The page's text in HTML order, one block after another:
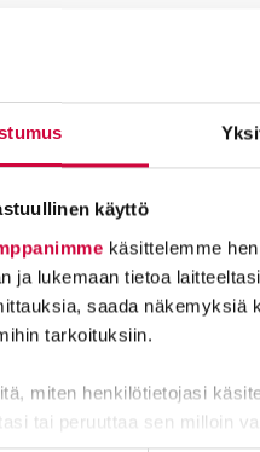
käyttö
käsittelemme
ja lukemaan tietoa
saada näkemyksiä
tarkoituksiin.
miten henkilötietojasi
tai peruuttaa sen milloin
koulutuspoliittisena
Vapaa-ajalla